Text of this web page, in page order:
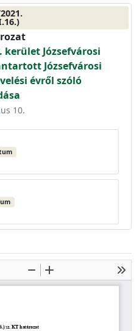
kerület Józsefvárosi
Józsefvárosi
évről szóló
10.